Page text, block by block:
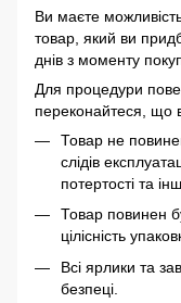
Ви маєте
товар, який ви
днів з моменту
Для процедури
переконайтеся, що
Товар не
слідів
потертості та
Товар повинен
цілісність
Всі ярлики та
безпеці.